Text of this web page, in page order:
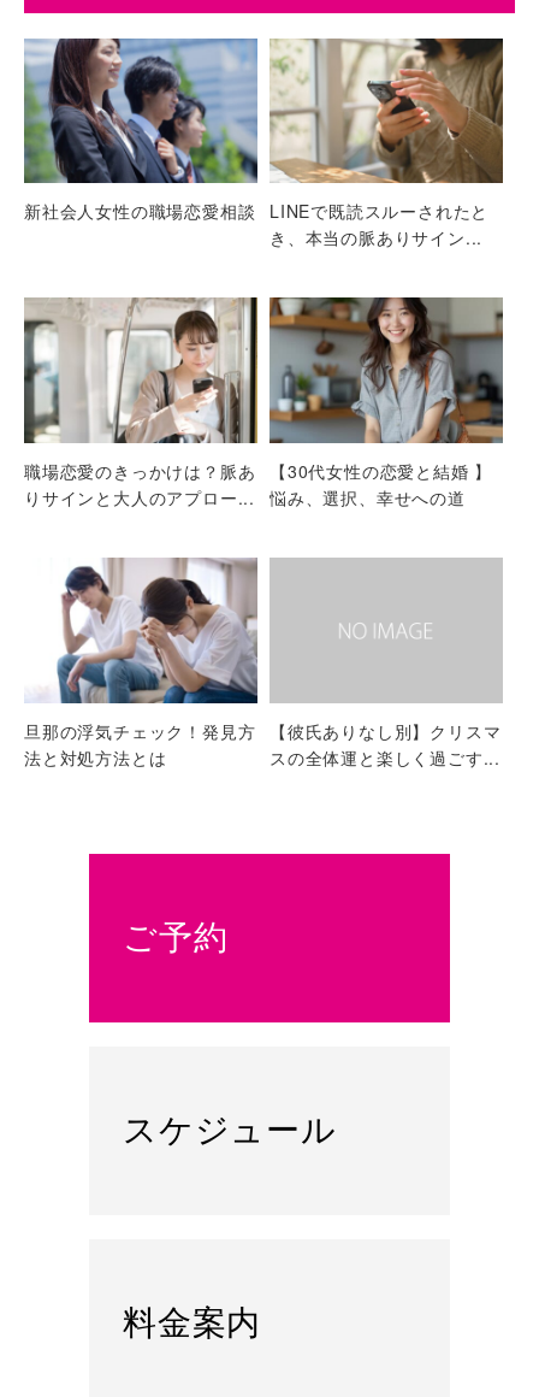
新社会人女性の職場恋愛相談
LINEで既読スルーされたと
き、本当の脈ありサイン...
職場恋愛のきっかけは？脈あ
りサインと大人のアプロー...
【30代女性の恋愛と結婚 】
悩み、選択、幸せへの道
旦那の浮気チェック！発見方
法と対処方法とは
【彼氏ありなし別】クリスマ
スの全体運と楽しく過ごす...
ご予約
スケジュール
料金案内